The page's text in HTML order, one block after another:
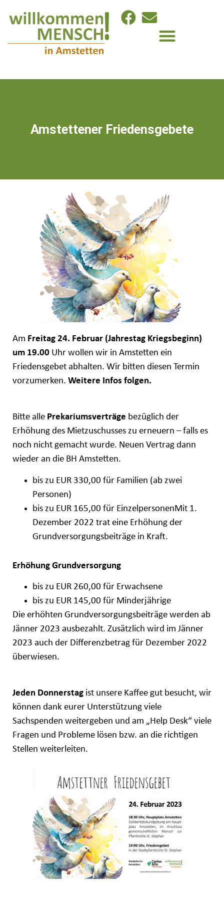
Amstettener Friedensgebete
Am Freitag 24. Februar (Jahrestag Kriegsbeginn)
um 19.00 Uhr wollen wir in Amstetten ein
Friedensgebet abhalten. Wir bitten diesen Termin
vorzumerken. Weitere Infos folgen.
Bitte alle Prekariumsverträge bezüglich der
Erhöhung des Mietzuschusses zu erneuern – falls es
noch nicht gemacht wurde. Neuen Vertrag dann
wieder an die BH Amstetten.
bis zu EUR 330,00 für Familien (ab zwei
Personen)
bis zu EUR 165,00 für EinzelpersonenMit 1.
Dezember 2022 trat eine Erhöhung der
Grundversorgungsbeiträge in Kraft.
Erhöhung Grundversorgung
bis zu EUR 260,00 für Erwachsene
bis zu EUR 145,00 für Minderjährige
Die erhöhten Grundversorgungsbeiträge werden ab
Jänner 2023 ausbezahlt. Zusätzlich wird im Jänner
2023 auch der Differenzbetrag für Dezember 2022
überwiesen.
Jeden Donnerstag ist unsere Kaffee gut besucht, wir
können dank eurer Unterstützung viele
Sachspenden weitergeben und am „Help Desk“ viele
Fragen und Probleme lösen bzw. an die richtigen
Stellen weiterleiten.